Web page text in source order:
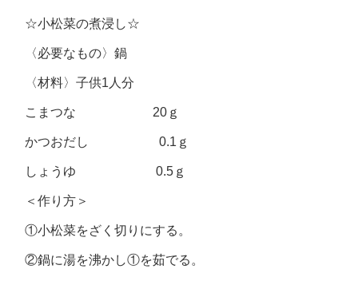
☆小松菜の煮浸し☆
〈必要なもの〉鍋
〈材料〉子供1人分
こまつな 20ｇ
かつおだし 0.1ｇ
しょうゆ 0.5ｇ
＜作り方＞
①小松菜をざく切りにする。
②鍋に湯を沸かし①を茹でる。